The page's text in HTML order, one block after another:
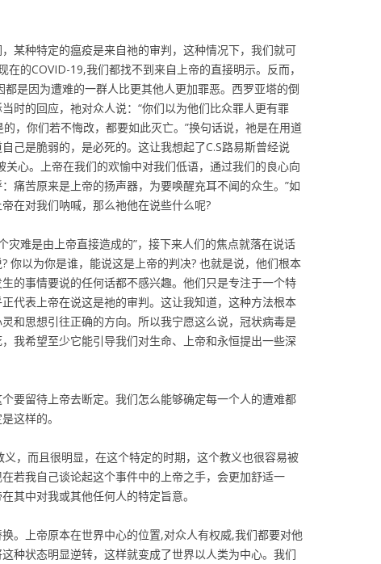
某种特定的瘟疫是来自祂的审判，这种情况下，我们就可
的COVID-19,我们都找不到来自上帝的直接明示。反而，
是因为遭难的一群人比更其他人更加罪恶。西罗亚塔的倒
时的回应，祂对众人说：“你们以为他们比众罪人更有罪
，你们若不悔改，都要如此灭亡。”换句话说，祂是在用道
己是脆弱的，是必死的。这让我想起了C.S路易斯曾经说
心。上帝在我们的欢愉中对我们低语，通过我们的良心向
痛苦原来是上帝的扬声器，为要唤醒充耳不闻的众生。”如
在对我们呐喊，那么祂他在说些什么呢?
灾难是由上帝直接造成的”，接下来人们的焦点就落在说话
你以为你是谁，能说这是上帝的判决? 也就是说，他们根本
的事情要说的任何话都不感兴趣。他们只是专注于一个特
代表上帝在说这是祂的审判。这让我知道，这种方法根本
和思想引往正确的方向。所以我宁愿这么说，冠状病毒是
我希望至少它能引导我们对生命、上帝和永恒提出一些深
要留待上帝去断定。我们怎么能够确定每一个人的遭难都
这样的。
，而且很明显，在这个特定的时期，这个教义也很容易被
若我自己谈论起这个事件中的上帝之手，会更加舒适一
其中对我或其他任何人的特定旨意。
。上帝原本在世界中心的位置,对众人有权威,我们都要对他
种状态明显逆转，这样就变成了世界以人类为中心。我们